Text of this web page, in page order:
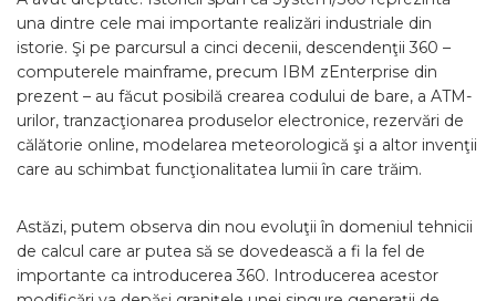
una dintre cele mai importante realizări industriale din
istorie. Şi pe parcursul a cinci decenii, descendenţii 360 –
computerele mainframe, precum IBM zEnterprise din
prezent – au făcut posibilă crearea codului de bare, a ATM-
urilor, tranzacţionarea produselor electronice, rezervări de
călătorie online, modelarea meteorologică şi a altor invenţii
care au schimbat funcţionalitatea lumii în care trăim.
Astăzi, putem observa din nou evoluţii în domeniul tehnicii
de calcul care ar putea să se dovedească a fi la fel de
importante ca introducerea 360. Introducerea acestor